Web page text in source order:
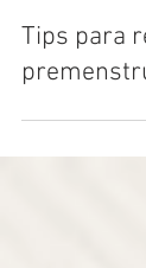
Farmacia
Tips para